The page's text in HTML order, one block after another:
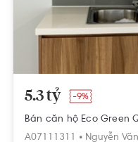
5.3 tỷ -9%
A07111311 • Nguyễn